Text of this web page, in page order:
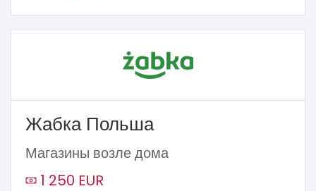
Жабка Польша
Магазины возле дома
1 250 EUR